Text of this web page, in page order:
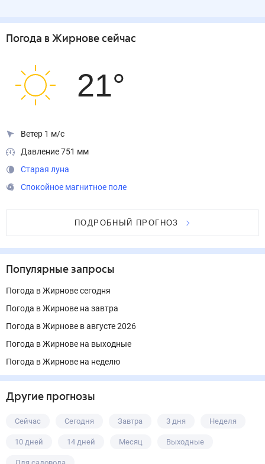
Погода в Жирнове сейчас
21°
Ветер 1 м/с
Давление 751 мм
Старая луна
Спокойное магнитное поле
ПОДРОБНЫЙ ПРОГНОЗ
Популярные запросы
Погода в Жирнове сегодня
Погода в Жирнове на завтра
Погода в Жирнове в августе 2026
Погода в Жирнове на выходные
Погода в Жирнове на неделю
Другие прогнозы
Сейчас Сегодня Завтра 3 дня Неделя
10 дней 14 дней Месяц Выходные